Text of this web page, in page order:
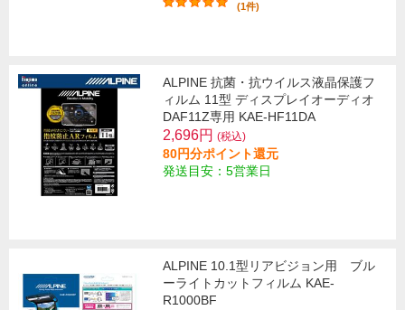
(1件)
ALPINE 抗菌・抗ウイルス液晶保護フ
ィルム 11型 ディスプレイオーディオ
DAF11Z専用 KAE-HF11DA
2,696円 (税込)
80円分ポイント還元
発送目安：5営業日
ALPINE 10.1型リアビジョン用 ブル
ーライトカットフィルム KAE-
R1000BF